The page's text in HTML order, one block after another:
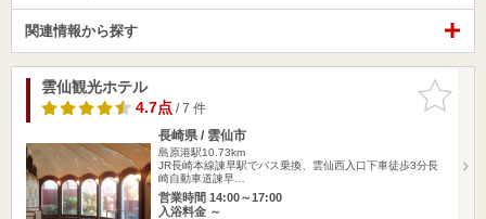
関連情報から探す
お気に入
りに追加
雲仙観光ホテル
4.7点/ 7 件
長崎県 / 雲仙市
島原港駅10.73km
JR長崎本線諫早駅でバス乗換、雲仙西入口下車徒歩3分長
崎自動車道諫早…
営業時間 14:00～17:00
入浴料金 ～